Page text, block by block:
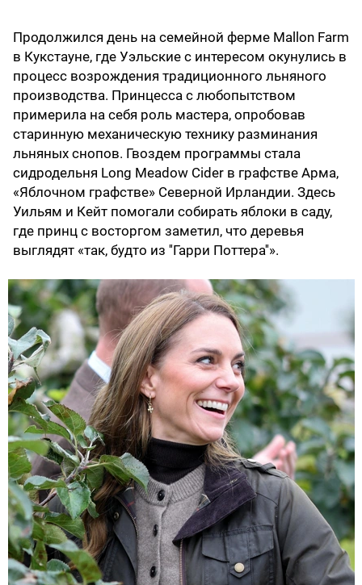
Продолжился день на семейной ферме Mallon Farm
в Кукстауне, где Уэльские с интересом окунулись в
процесс возрождения традиционного льняного
производства. Принцесса с любопытством
примерила на себя роль мастера, опробовав
старинную механическую технику разминания
льняных снопов. Гвоздем программы стала
сидродельня Long Meadow Cider в графстве Арма,
«Яблочном графстве» Северной Ирландии. Здесь
Уильям и Кейт помогали собирать яблоки в саду,
где принц с восторгом заметил, что деревья
выглядят «так, будто из ''Гарри Поттера''».